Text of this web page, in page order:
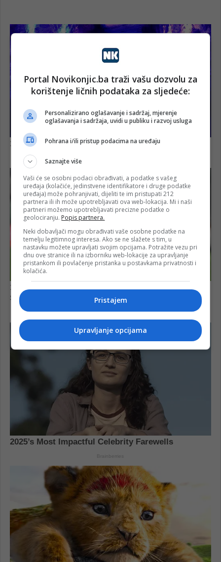
Portal Novikonjic.ba traži vašu dozvolu za
korištenje ličnih podataka za sljedeće:
Personalizirano oglašavanje i sadržaj, mjerenje
oglašavanja i sadržaja, uvidi u publiku i razvoj usluga
Pohrana i/ili pristup podacima na uređaju
Saznajte više
Vaši će se osobni podaci obrađivati, a podatke s vašeg
uređaja (kolačiće, jedinstvene identifikatore i druge podatke
uređaja) može pohranjivati, dijeliti te im pristupati 212
partnera ili ih može upotrebljavati ova web-lokacija. Mi i naši
partneri možemo upotrebljavati precizne podatke o
geolociranju. Popis partnera.
Neki dobavljači mogu obrađivati vaše osobne podatke na
temelju legitimnog interesa. Ako se ne slažete s tim, u
nastavku možete upravljati svojim opcijama. Potražite vezu pri
dnu ove stranice ili na izborniku web-lokacije za upravljanje
pristankom ili povlačenje pristanka u postavkama privatnosti i
kolačića.
Pristajem
Upravljanje opcijama